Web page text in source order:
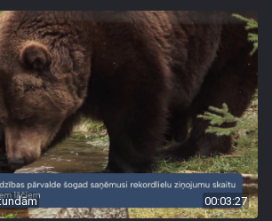
00:03:27